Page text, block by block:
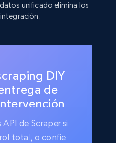
unificado elimina los
DIY
de
de Scraper si
total, o confíe